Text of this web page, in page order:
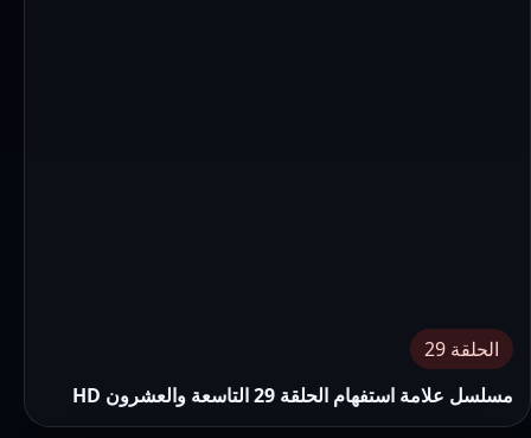
الحلقة 29
مسلسل علامة استفهام الحلقة 29 التاسعة والعشرون HD